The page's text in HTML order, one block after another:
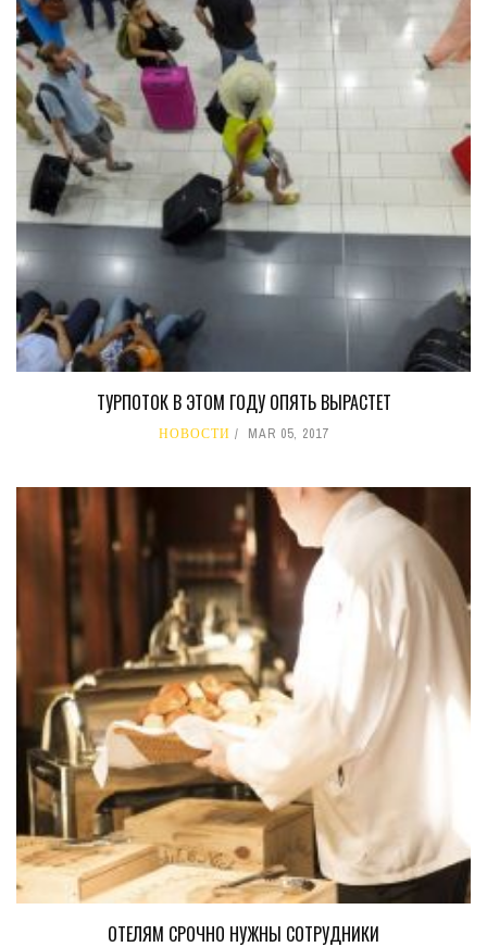
ТУРПОТОК В ЭТОМ ГОДУ ОПЯТЬ ВЫРАСТЕТ
НОВОСТИ MAR 05, 2017
ОТЕЛЯМ СРОЧНО НУЖНЫ СОТРУДНИКИ